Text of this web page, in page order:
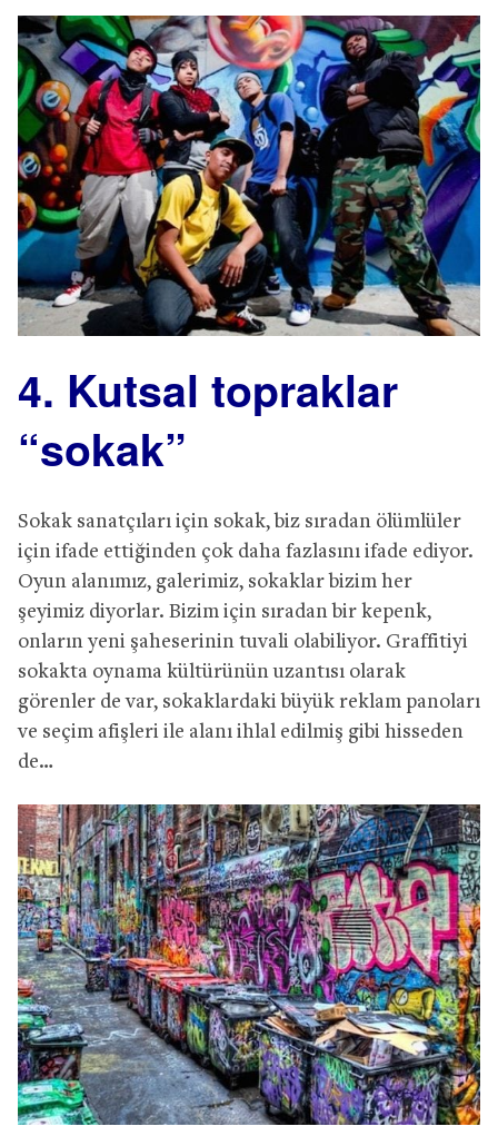
4. Kutsal topraklar
“sokak”
Sokak sanatçıları için sokak, biz sıradan ölümlüler
için ifade ettiğinden çok daha fazlasını ifade ediyor.
Oyun alanımız, galerimiz, sokaklar bizim her
şeyimiz diyorlar. Bizim için sıradan bir kepenk,
onların yeni şaheserinin tuvali olabiliyor. Graffitiyi
sokakta oynama kültürünün uzantısı olarak
görenler de var, sokaklardaki büyük reklam panoları
ve seçim afişleri ile alanı ihlal edilmiş gibi hisseden
de…